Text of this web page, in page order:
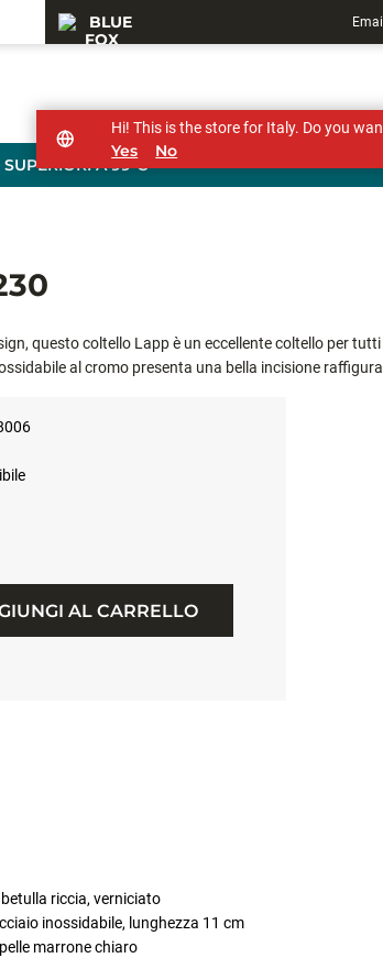
SUPERIORI A 99 €
questo coltello Lapp è un eccellente coltello per
al cromo presenta una bella incisione
di qualsiasi coltello dichiari di avere almeno 18 anni
le leggi, i regolamenti e i divieti locali e comunitari
AL CARRELLO
riccia, verniciato
inossidabile, lunghezza 11 cm
marrone chiaro
Hi! This is the store for Italy. Do you
Yes No